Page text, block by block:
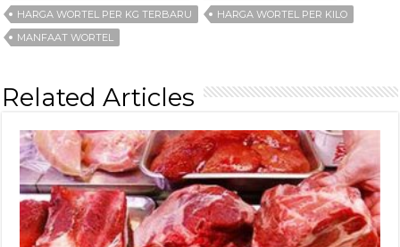
HARGA WORTEL PER KG TERBARU
HARGA WORTEL PER KILO
MANFAAT WORTEL
Related Articles